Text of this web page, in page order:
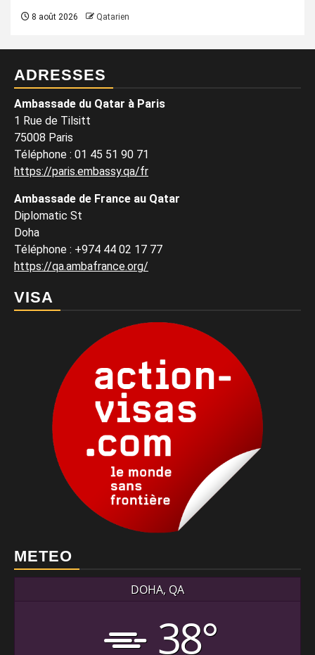
8 août 2026 Qatarien
ADRESSES
Ambassade du Qatar à Paris
1 Rue de Tilsitt
75008 Paris
Téléphone : 01 45 51 90 71
https://paris.embassy.qa/fr
Ambassade de France au Qatar
Diplomatic St
Doha
Téléphone : +974 44 02 17 77
https://qa.ambafrance.org/
VISA
METEO
DOHA, QA
38°